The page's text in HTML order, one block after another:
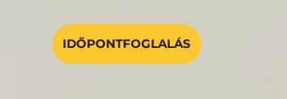
IDŐPONTFOGLALÁS